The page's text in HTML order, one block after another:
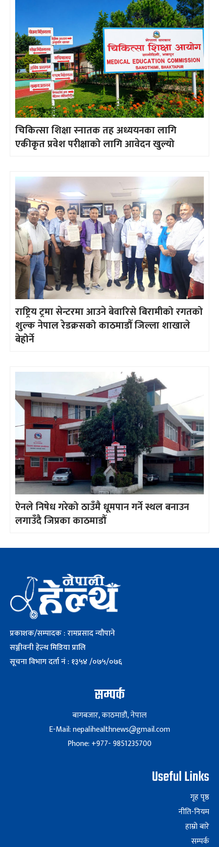
चिकित्सा शिक्षा स्नातक तह अध्ययनका लागि
एकीकृत प्रवेश परीक्षाको लागि आवेदन खुल्यो
राष्ट्रिय ट्रमा सेन्टरमा आउने बेवारिसे बिरामीको रगतको
शुल्क नेपाल रेडक्रसको काठमाडौँ जिल्ला शाखाले
बेहोर्ने
ऐनले निषेध गरेको ठाउँमै धूमपान गर्ने स्थल बनाउन
लगाउँदै जिप्रका काठमाडौँ
प्रकाशक/सम्पादक : रामप्रसाद न्यौपाने
सञ्जीवनी हेल्थ मिडिया प्रालि
सूचना विभाग दर्ता नं : १३५४ /०७५/०७६
सम्पर्क
बागबजार, काठमाडौं, नेपाल
E-Mail: nepalihealthnews@gmail.com
Phone: +977- 9851235700
Useful Links
गृह पृष्ठ
नीति-नियम
हाम्रो बारे
सम्पर्क